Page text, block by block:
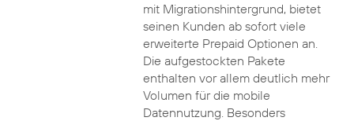
mit Migrationshintergrund, bietet
seinen Kunden ab sofort viele
erweiterte Prepaid Optionen an.
Die aufgestockten Pakete
enthalten vor allem deutlich mehr
Volumen für die mobile
Datennutzung. Besonders